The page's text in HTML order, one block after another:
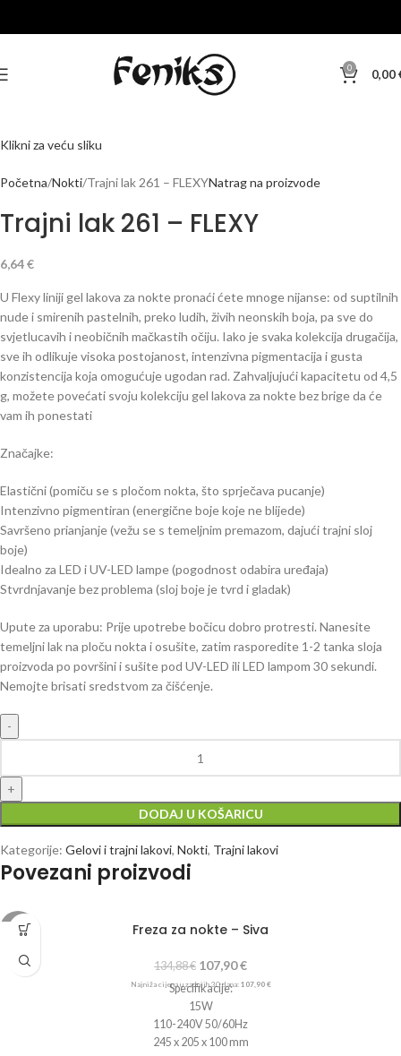
0 0,00
Klikni za veću sliku
Početna Nokti Trajni lak 261 – FLEXYNatrag na proizvode
Trajni lak 261 – FLEXY
6,64€
U Flexy liniji gel lakova za nokte pronaći ćete mnoge nijanse: od suptilnih
nude i smirenih pastelnih, preko ludih, živih neonskih boja, pa sve do
svjetlucavih i neobičnih mačkastih očiju. Iako je svaka kolekcija drugačija,
sve ih odlikuje visoka postojanost, intenzivna pigmentacija i gusta
konzistencija koja omogućuje ugodan rad. Zahvaljujući kapacitetu od 4,5
g, možete povećati svoju kolekciju gel lakova za nokte bez brige da će
vam ih ponestati
Značajke:
Elastični (pomiču se s pločom nokta, što sprječava pucanje)
Intenzivno pigmentiran (energične boje koje ne blijede)
Savršeno prianjanje (vežu se s temeljnim premazom, dajući trajni sloj
boje)
Idealno za LED i UV-LED lampe (pogodnost odabira uređaja)
Stvrdnjavanje bez problema (sloj boje je tvrd i gladak)
Upute za uporabu: Prije upotrebe bočicu dobro protresti. Nanesite
temeljni lak na ploču nokta i osušite, zatim rasporedite 1-2 tanka sloja
proizvoda po površini i sušite pod UV-LED ili LED lampom 30 sekundi.
Nemojte brisati sredstvom za čišćenje.
DODAJ U KOŠARICU
Kategorije: Gelovi i trajni lakovi, Nokti, Trajni lakovi
Povezani proizvodi
-20% Freza za nokte – Siva
134,88€ 107,90€
Najniža cijena u zadnjih 30 dana: 107,90 €
Specifikacije:
15W
110-240V 50/60Hz
245 x 205 x 100 mm